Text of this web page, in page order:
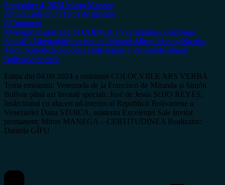
September 4, 2024 Miron Manega
ArhivaEmisiuni tvTema de gândire
0 Comment
#MironManegaCERTITUDINEA TVcertitudinea.comDana
StoicaEl LibertadorFrancisco de MirandaMiron ManegaNicolas
MaduroortodoxRepublica Bolivariană a VenezueleiSimon
BolivarVenezuela
Ediția din 04.09.2024 a emisiunii COLOCVIILE ARS VERBA
Tema emisiunii: Venezuela de la Francisco de Miranda și Simón
Bolívar până azi Invitați speciali: José de Jesús SOJO REYES,
însărcinatul cu afaceri ad-interim al Republicii Bolivariene a
Venezuelei Dana STOICA, asistenta Excelenței Sale Invitat
permanent: Miron MANEGA – CERTITUDINEA Realizator:
Daniela GÎFU